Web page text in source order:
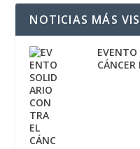
NOTICIAS MÁS